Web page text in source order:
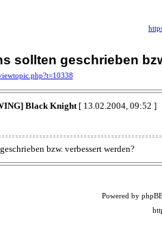
sollten geschrieben
Black Knight[ 13.02.2004, 09:52 ]
bzw. verbessert werden?
Powered by